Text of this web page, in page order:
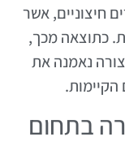
חיצוניים, אשר
כתוצאה מכך,
נאמנה את
בתחום